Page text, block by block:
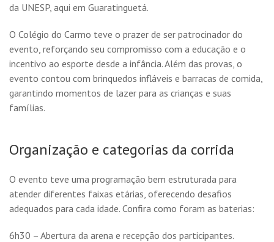
da UNESP, aqui em Guaratinguetá.
O Colégio do Carmo teve o prazer de ser patrocinador do
evento, reforçando seu compromisso com a educação e o
incentivo ao esporte desde a infância. Além das provas, o
evento contou com brinquedos infláveis ​​e barracas de comida,
garantindo momentos de lazer para as crianças e suas
famílias.
Organização e categorias da corrida
O evento teve uma programação bem estruturada para
atender diferentes faixas etárias, oferecendo desafios
adequados para cada idade. Confira como foram as baterias:
6h30 – Abertura da arena e recepção dos participantes.